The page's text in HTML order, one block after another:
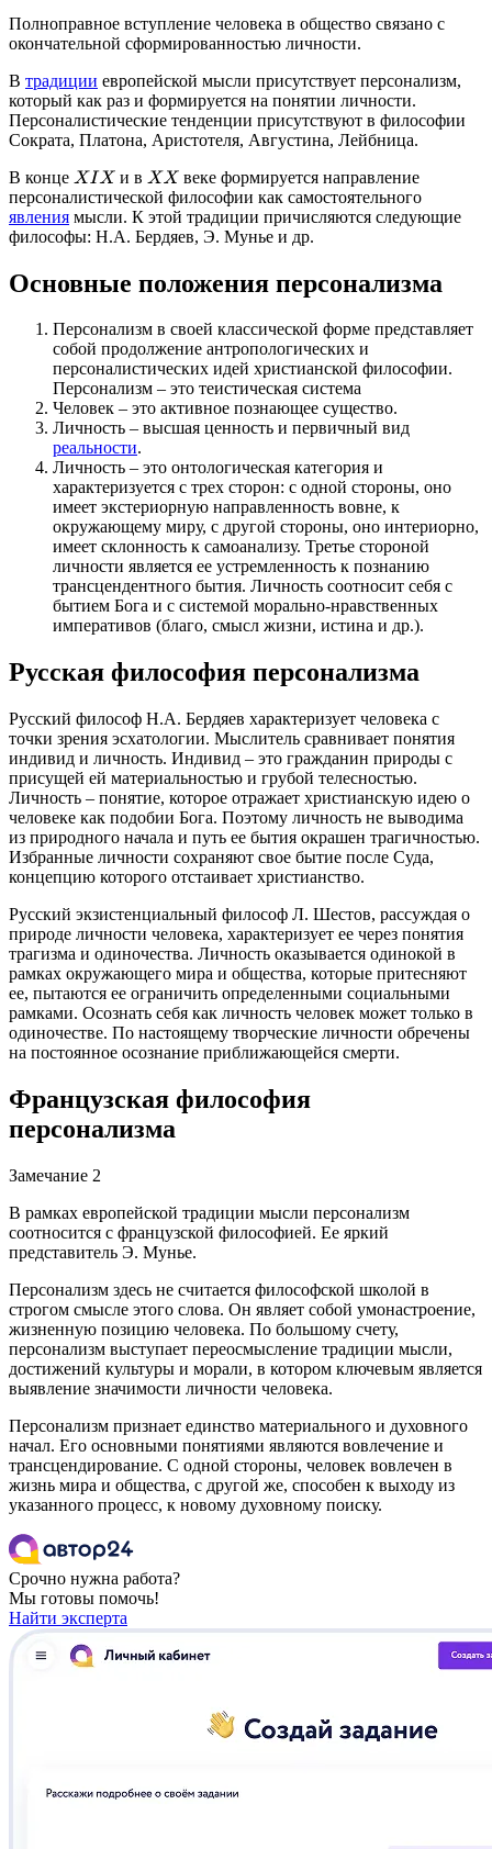
Полноправное вступление человека в общество связано с
окончательной сформированностью личности.
В традиции европейской мысли присутствует персонализм,
который как раз и формируется на понятии личности.
Персоналистические тенденции присутствуют в философии
Сократа, Платона, Аристотеля, Августина, Лейбница.
В конце XIX и в XX веке формируется направление
персоналистической философии как самостоятельного
явления мысли. К этой традиции причисляются следующие
философы: Н.А. Бердяев, Э. Мунье и др.
Основные положения персонализма
Персонализм в своей классической форме представляет
собой продолжение антропологических и
персоналистических идей христианской философии.
Персонализм – это теистическая система
Человек – это активное познающее существо.
Личность – высшая ценность и первичный вид
реальности.
Личность – это онтологическая категория и
характеризуется с трех сторон: с одной стороны, оно
имеет экстериорную направленность вовне, к
окружающему миру, с другой стороны, оно интериорно,
имеет склонность к самоанализу. Третье стороной
личности является ее устремленность к познанию
трансцендентного бытия. Личность соотносит себя с
бытием Бога и с системой морально-нравственных
императивов (благо, смысл жизни, истина и др.).
Русская философия персонализма
Русский философ Н.А. Бердяев характеризует человека с
точки зрения эсхатологии. Мыслитель сравнивает понятия
индивид и личность. Индивид – это гражданин природы с
присущей ей материальностью и грубой телесностью.
Личность – понятие, которое отражает христианскую идею о
человеке как подобии Бога. Поэтому личность не выводима
из природного начала и путь ее бытия окрашен трагичностью.
Избранные личности сохраняют свое бытие после Суда,
концепцию которого отстаивает христианство.
Русский экзистенциальный философ Л. Шестов, рассуждая о
природе личности человека, характеризует ее через понятия
трагизма и одиночества. Личность оказывается одинокой в
рамках окружающего мира и общества, которые притесняют
ее, пытаются ее ограничить определенными социальными
рамками. Осознать себя как личность человек может только в
одиночестве. По настоящему творческие личности обречены
на постоянное осознание приближающейся смерти.
Французская философия
персонализма
Замечание 2
В рамках европейской традиции мысли персонализм
соотносится с французской философией. Ее яркий
представитель Э. Мунье.
Персонализм здесь не считается философской школой в
строгом смысле этого слова. Он являет собой умонастроение,
жизненную позицию человека. По большому счету,
персонализм выступает переосмысление традиции мысли,
достижений культуры и морали, в котором ключевым является
выявление значимости личности человека.
Персонализм признает единство материального и духовного
начал. Его основными понятиями являются вовлечение и
трансцендирование. С одной стороны, человек вовлечен в
жизнь мира и общества, с другой же, способен к выходу из
указанного процесс, к новому духовному поиску.
Срочно нужна работа?
Мы готовы помочь!
Найти эксперта